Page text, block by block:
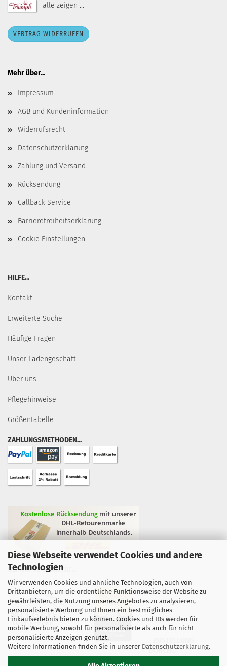
Diese Webseite verwendet Cookies und andere
Technologien
Wir verwenden Cookies und ähnliche Technologien, auch von
Drittanbietern, um die ordentliche Funktionsweise der Website zu
gewährleisten, die Nutzung unseres Angebotes zu analysieren,
personalisierte Werbung und Ihnen ein bestmögliches
Einkaufserlebnis bieten zu können. Cookies und IDs werden für
mobile Werbung, sowohl für personalisierte als auch für nicht
personalisierte Anzeigen genutzt.
Weitere Informationen finden Sie in unserer Datenschutzerklärung.
alle zeigen ...
VERTRAG WIDERRUFEN
Mehr über...
Impressum
AGB und Kundeninformation
Widerrufsrecht
Datenschutzerklärung
Zahlung und Versand
Rücksendung
Callback Service
Barrierefreiheitserklärung
Cookie Einstellungen
HILFE...
Kontakt
Erweiterte Suche
Häufige Fragen
Unser Ladengeschäft
Über uns
Pflegehinweise
Größentabelle
ZAHLUNGSMETHODEN...
GEPRÜFTE QUALITÄT...
DURCH...